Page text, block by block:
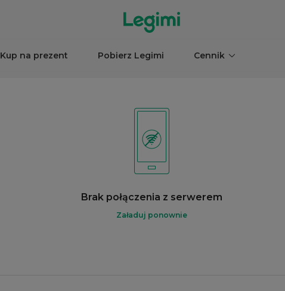
Kup na prezent Pobierz Legimi Cennik
Brak połączenia z serwerem
Załaduj ponownie